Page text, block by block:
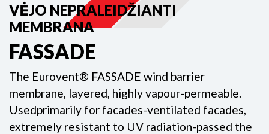
VĖJO NEPRALEIDŽIANTI
MEMBRANA
FASSADE
The Eurovent® FASSADE wind barrier
membrane, layered, highly vapour-permeable.
Usedprimarily for facades-ventilated facades,
extremely resistant to UV radiation-passed the
GARŲ BARJERO MEMBRANA
CLIMA X
Eurovent® CLIMA X aktyvioji garo izoliacinė
membrana, trisluoksnė, armuota PE tinkleliu, turi
kintamą Sd koeficientą. Ją sudaro polipropileno
vilnos sluoksnis, speciali funkcinė plėvelė ir PE
tinklelis. Funkcinė plėvelė leidžia nedideliam